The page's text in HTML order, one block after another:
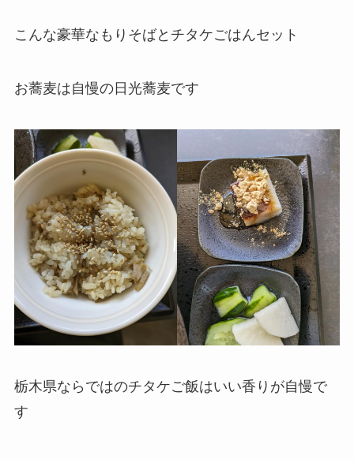
こんな豪華なもりそばとチタケごはんセット
お蕎麦は自慢の日光蕎麦です
栃木県ならではのチタケご飯はいい香りが自慢で
す